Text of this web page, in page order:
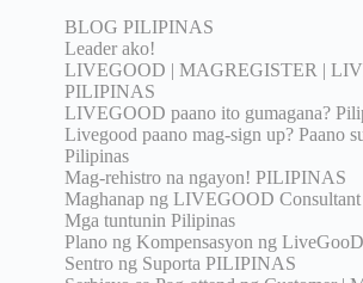
BLOG PILIPINAS
Leader ako!
LIVEGOOD | MAGREGISTER |
PILIPINAS
LIVEGOOD paano ito gumagana?
Livegood paano mag-sign up? Paano
Pilipinas
Mag-rehistro na ngayon! PILIPINAS
Maghanap ng LIVEGOOD Consultant
Mga tuntunin Pilipinas
Plano ng Kompensasyon ng LiveGooD
Sentro ng Suporta PILIPINAS